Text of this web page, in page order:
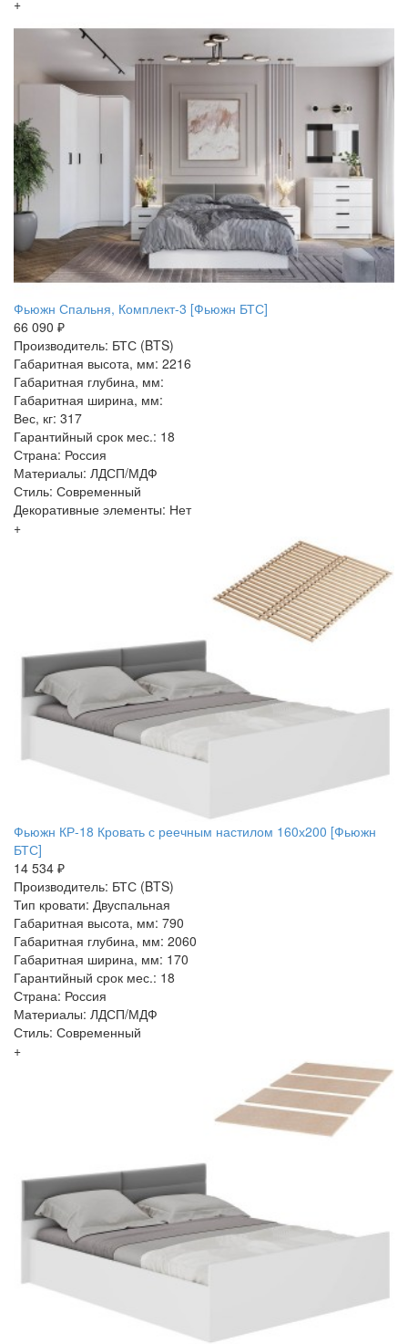
+
Фьюжн Спальня, Комплект-3 [Фьюжн БТС]
66 090 ₽
Производитель: БТС (BTS)
Габаритная высота, мм: 2216
Габаритная глубина, мм:
Габаритная ширина, мм:
Вес, кг: 317
Гарантийный срок мес.: 18
Страна: Россия
Материалы: ЛДСП/МДФ
Стиль: Современный
Декоративные элементы: Нет
+
Фьюжн КР-18 Кровать с реечным настилом 160х200 [Фьюжн
БТС]
14 534 ₽
Производитель: БТС (BTS)
Тип кровати: Двуспальная
Габаритная высота, мм: 790
Габаритная глубина, мм: 2060
Габаритная ширина, мм: 170
Гарантийный срок мес.: 18
Страна: Россия
Материалы: ЛДСП/МДФ
Стиль: Современный
+